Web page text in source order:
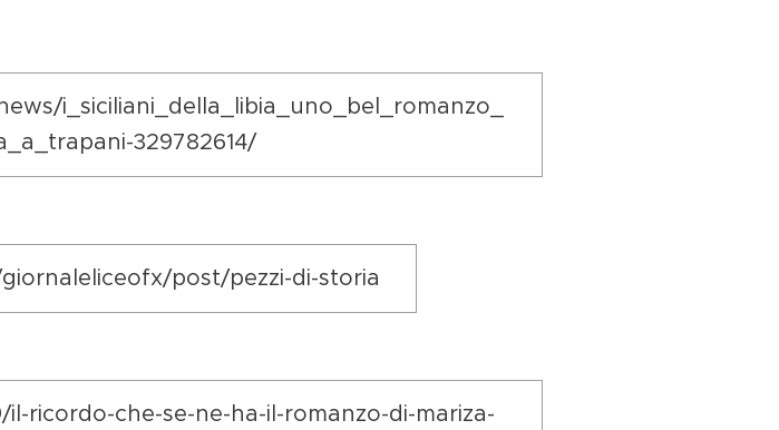
i_siciliani_della_libia_uno_bel_romanzo_
329782614/
post/pezzi-di-storia
ricordo-che-se-ne-ha-il-romanzo-di-mariza-